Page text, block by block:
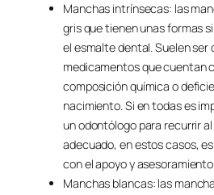
Manchas intrínsecas: las
gris que tienen unas formas
el esmalte dental. Suelen ser
medicamentos que cuentan
composición química o
nacimiento. Si en todas es
un odontólogo para recurrir
adecuado, en estos casos,
con el apoyo y
Manchas blancas: las